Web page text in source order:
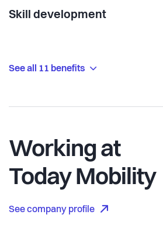
Skill development
See all 11 benefits
Working at
Today Mobility
See company profile